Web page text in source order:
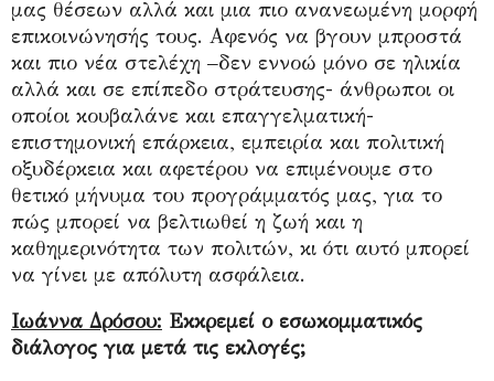
μας θέσεων αλλά και μια πιο ανανεωμένη μορφή
επικοινώνησής τους. Αφενός να βγουν μπροστά
και πιο νέα στελέχη –δεν εννοώ μόνο σε ηλικία
αλλά και σε επίπεδο στράτευσης- άνθρωποι οι
οποίοι κουβαλάνε και επαγγελματική-
επιστημονική επάρκεια, εμπειρία και πολιτική
οξυδέρκεια και αφετέρου να επιμένουμε στο
θετικό μήνυμα του προγράμματός μας, για το
πώς μπορεί να βελτιωθεί η ζωή και η
καθημερινότητα των πολιτών, κι ότι αυτό μπορεί
να γίνει με απόλυτη ασφάλεια.
Ιωάννα Δρόσου: Εκκρεμεί ο εσωκομματικός
διάλογος για μετά τις εκλογές;